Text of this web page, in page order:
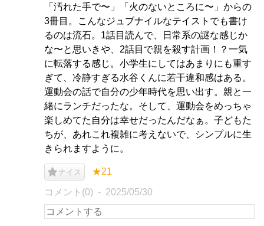
「汚れた手で〜」「火のないところに〜」からの
3冊目。こんなジュブナイルなテイストでも書け
るのは流石。1話目読んで、日常系の謎な感じか
な〜と思いきや、2話目で親を殺す計画！？一気
に転落する感じ。小学生にしてはあまりにも重す
ぎて、冷静すぎる水谷くんに若干違和感はある。
運動会の話で自分の少年時代を思い出す。親と一
緒にランチだったな。そして、運動会をめっちゃ
楽しめてた自分は幸せだったんだなぁ。子どもた
ちが、あれこれ複雑に考えないで、シンプルに生
きられますように。
ナイス ★21
コメント(0) 2025/05/30